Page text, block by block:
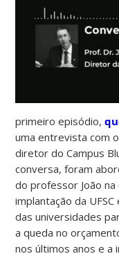
primeiro episódio,
uma entrevista com
diretor do Campus
conversa, foram
do professor João
implantação da
das universidades
a queda no
nos últimos anos e a